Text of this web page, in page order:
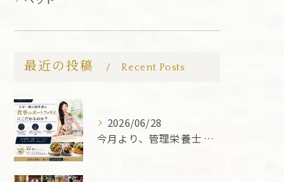
最近の投稿 Recent Posts
2026/06/28
今月より、管理栄養士 武井 香七さんにご協力いただき、お食事...